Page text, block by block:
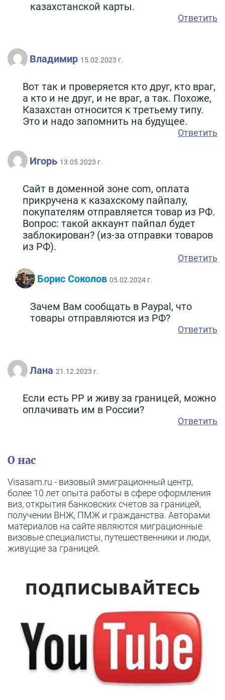
казахстанской карты.
Ответить
Владимир 15.02.2023 г.
Вот так и проверяется кто друг, кто враг,
а кто и не друг, и не враг, а так. Похоже,
Казахстан относится к третьему типу.
Это и надо запомнить на будущее.
Ответить
Игорь 13.05.2023 г.
Сайт в доменной зоне com, оплата
прикручена к казахскому пайпалу,
покупателям отправляется товар из РФ.
Вопрос: такой аккаунт пайпал будет
заблокирован? (из-за отправки товаров
из РФ).
Ответить
Борис Соколов 05.02.2024 г.
Зачем Вам сообщать в Paypal, что
товары отправляются из РФ?
Ответить
Лана 21.12.2023 г.
Если есть PP и живу за границей, можно
оплачивать им в России?
Ответить
О нас
Visasam.ru - визовый эмиграционный центр,
более 10 лет опыта работы в сфере оформления
виз, открытия банковских счетов за границей,
получении ВНЖ, ПМЖ и гражданства. Авторами
материалов на сайте являются миграционные
визовые специалисты, путешественники и люди,
живущие за границей.